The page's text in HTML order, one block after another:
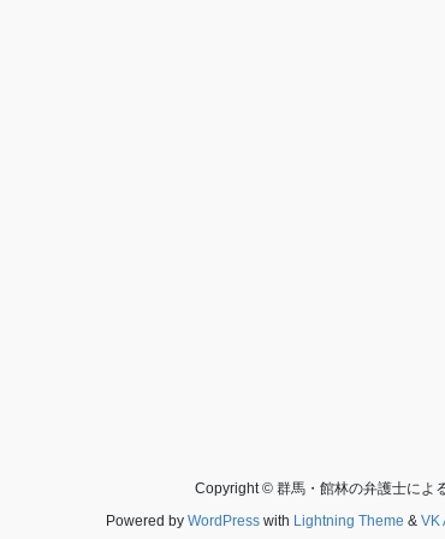
Copyright © 群馬・館林の弁護士によ
Powered by WordPress with Lightning Theme & VK